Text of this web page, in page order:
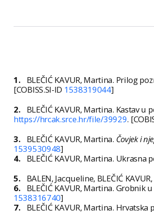
1. BLEČIĆ KAVUR, Martina. Prilog
[COBISS.SI-ID 1538319044]
2. BLEČIĆ KAVUR, Martina. Kastav
https://hrcak.srce.hr/file/39929.
3. BLEČIĆ KAVUR, Martina. Čovjek i
1539530948]
4.
BLEČIĆ KAVUR, Martina. Ukrasna
5. BALEN, Jacqueline, BLEČIĆ
6.
BLEČIĆ KAVUR, Martina. Grobnik
1538316740]
7.
BLEČIĆ KAVUR, Martina.